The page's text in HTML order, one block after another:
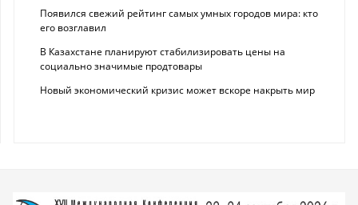
Появился свежий рейтинг самых умных городов мира: кто
его возглавил
В Казахстане планируют стабилизировать цены на
социально значимые продтовары
Новый экономический кризис может вскоре накрыть мир